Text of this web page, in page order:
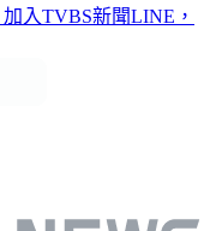
加入TVBS新聞LINE，